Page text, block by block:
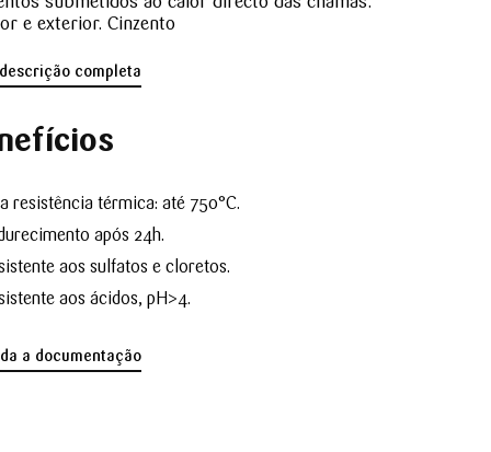
e exterior. Cinzento
completa
resistência térmica: até 750°C.
após 24h.
aos sulfatos e cloretos.
aos ácidos, pH>4.
a documentação